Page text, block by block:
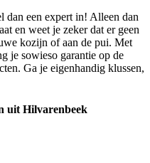
dan een expert in! Alleen dan
en weet je zeker dat er geen
kozijn of aan de pui. Met
je sowieso garantie op de
Ga je eigenhandig klussen,
uit Hilvarenbeek